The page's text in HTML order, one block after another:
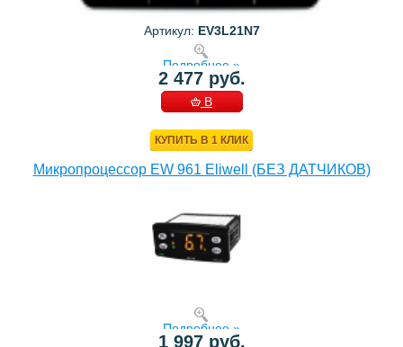
Артикул: EV3L21N7
Подробнее »
2 477 руб.
В
КУПИТЬ В 1 КЛИК
Микропроцессор EW 961 Eliwell (БЕЗ ДАТЧИКОВ)
Подробнее »
1 997 руб.